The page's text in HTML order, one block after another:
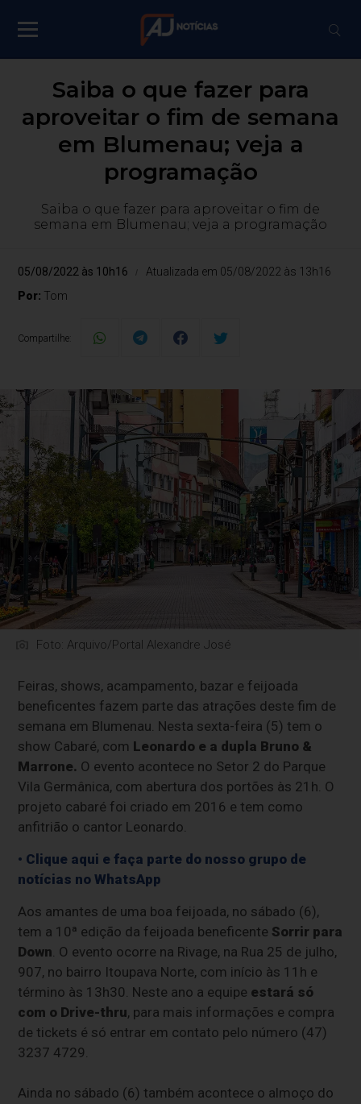
Saiba o que fazer para
aproveitar o fim de semana
em Blumenau; veja a
programação
Saiba o que fazer para aproveitar o fim de
semana em Blumenau; veja a programação
05/08/2022 às 10h16
Atualizada em 05/08/2022 às 13h16
Por: Tom
Compartilhe:
Foto: Arquivo/Portal Alexandre José
Feiras, shows, acampamento, bazar e feijoada
beneficentes fazem parte das atrações deste fim de
semana em Blumenau. Nesta sexta-feira (5) tem o
show Cabaré, com Leonardo e a dupla Bruno &
Marrone. O evento acontece no Setor 2 do Parque
Vila Germânica, com abertura dos portões às 21h. O
projeto cabaré foi criado em 2016 e tem como
anfitrião o cantor Leonardo.
• Clique aqui e faça parte do nosso grupo de
notícias no WhatsApp
Aos amantes de uma boa feijoada, no sábado (6),
tem a 10ª edição da feijoada beneficente Sorrir para
Down. O evento ocorre na Rivage, na Rua 25 de julho,
907, no bairro Itoupava Norte, com início às 11h e
término às 13h30. Neste ano a equipe estará só
com o Drive-thru, para mais informações e compra
de tickets é só entrar em contato pelo número (47)
3237 4729.
Ainda no sábado (6) também acontece o almoço do